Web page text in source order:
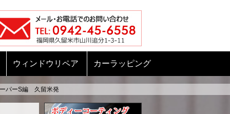
ウィンドウリペア カーラッピング
パーS編 久留米発